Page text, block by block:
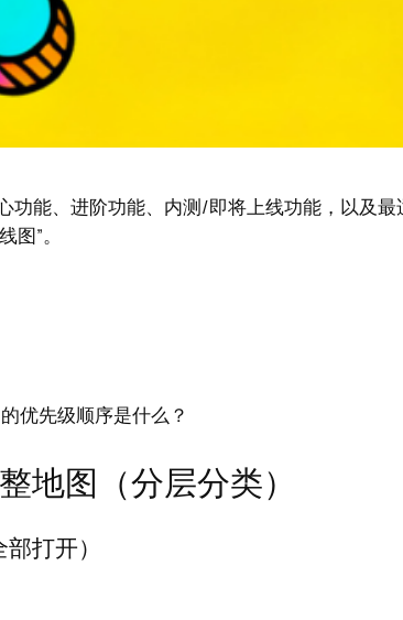
能、进阶功能、内测/即将上线功能，以及最
”。
优先级顺序是什么？
地图（分层分类）
打开）